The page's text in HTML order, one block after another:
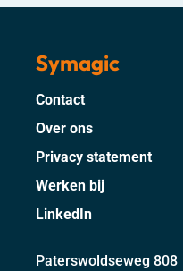
Symagic
Contact
Over ons
Privacy statement
Werken bij
LinkedIn
Paterswoldseweg 808